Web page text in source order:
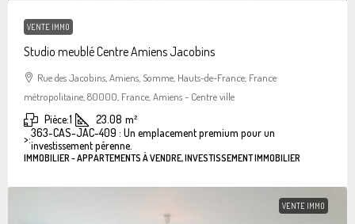
VENTE IMMO
Studio meublé Centre Amiens Jacobins
Rue des Jacobins, Amiens, Somme, Hauts-de-France, France
métropolitaine, 80000, France, Amiens - Centre ville
Pièce:1 23.08 m²
>:363-CAS-JAC-409 : Un emplacement premium pour un
investissement pérenne.
IMMOBILIER - APPARTEMENTS À VENDRE, INVESTISSEMENT IMMOBILIER
VENTE IMMO